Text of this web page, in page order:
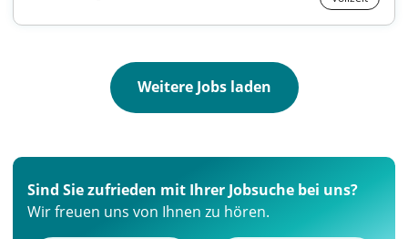
Weitere Jobs laden
Sind Sie zufrieden mit Ihrer Jobsuche bei uns?
Wir freuen uns von Ihnen zu hören.